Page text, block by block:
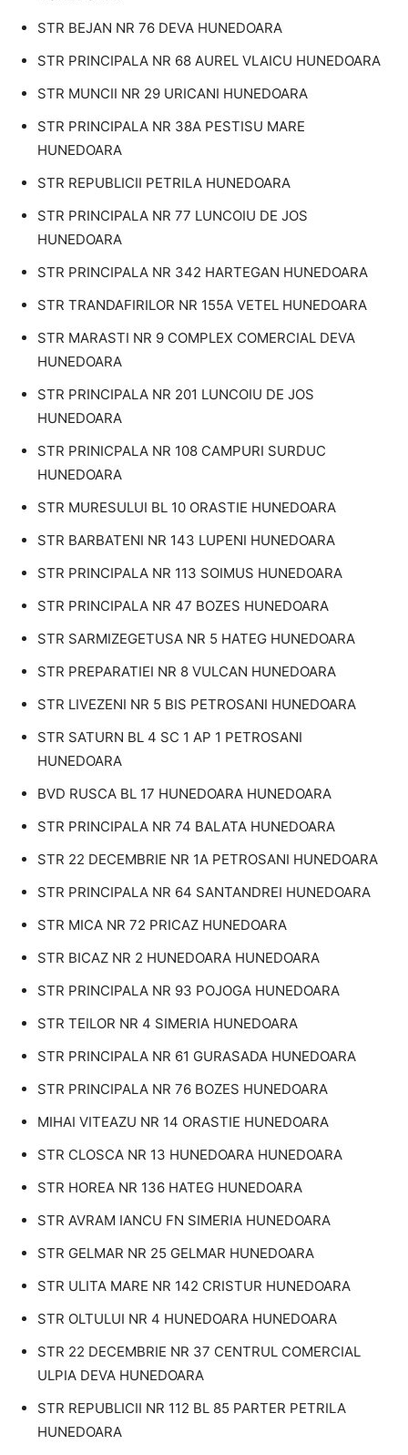
STR BEJAN NR 76 DEVA HUNEDOARA
STR PRINCIPALA NR 68 AUREL VLAICU HUNEDOARA
STR MUNCII NR 29 URICANI HUNEDOARA
STR PRINCIPALA NR 38A PESTISU MARE
HUNEDOARA
STR REPUBLICII PETRILA HUNEDOARA
STR PRINCIPALA NR 77 LUNCOIU DE JOS
HUNEDOARA
STR PRINCIPALA NR 342 HARTEGAN HUNEDOARA
STR TRANDAFIRILOR NR 155A VETEL HUNEDOARA
STR MARASTI NR 9 COMPLEX COMERCIAL DEVA
HUNEDOARA
STR PRINCIPALA NR 201 LUNCOIU DE JOS
HUNEDOARA
STR PRINICPALA NR 108 CAMPURI SURDUC
HUNEDOARA
STR MURESULUI BL 10 ORASTIE HUNEDOARA
STR BARBATENI NR 143 LUPENI HUNEDOARA
STR PRINCIPALA NR 113 SOIMUS HUNEDOARA
STR PRINCIPALA NR 47 BOZES HUNEDOARA
STR SARMIZEGETUSA NR 5 HATEG HUNEDOARA
STR PREPARATIEI NR 8 VULCAN HUNEDOARA
STR LIVEZENI NR 5 BIS PETROSANI HUNEDOARA
STR SATURN BL 4 SC 1 AP 1 PETROSANI
HUNEDOARA
BVD RUSCA BL 17 HUNEDOARA HUNEDOARA
STR PRINCIPALA NR 74 BALATA HUNEDOARA
STR 22 DECEMBRIE NR 1A PETROSANI HUNEDOARA
STR PRINCIPALA NR 64 SANTANDREI HUNEDOARA
STR MICA NR 72 PRICAZ HUNEDOARA
STR BICAZ NR 2 HUNEDOARA HUNEDOARA
STR PRINCIPALA NR 93 POJOGA HUNEDOARA
STR TEILOR NR 4 SIMERIA HUNEDOARA
STR PRINCIPALA NR 61 GURASADA HUNEDOARA
STR PRINCIPALA NR 76 BOZES HUNEDOARA
MIHAI VITEAZU NR 14 ORASTIE HUNEDOARA
STR CLOSCA NR 13 HUNEDOARA HUNEDOARA
STR HOREA NR 136 HATEG HUNEDOARA
STR AVRAM IANCU FN SIMERIA HUNEDOARA
STR GELMAR NR 25 GELMAR HUNEDOARA
STR ULITA MARE NR 142 CRISTUR HUNEDOARA
STR OLTULUI NR 4 HUNEDOARA HUNEDOARA
STR 22 DECEMBRIE NR 37 CENTRUL COMERCIAL
ULPIA DEVA HUNEDOARA
STR REPUBLICII NR 112 BL 85 PARTER PETRILA
HUNEDOARA